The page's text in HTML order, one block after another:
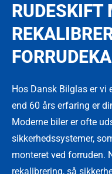
RUDESKIFT
Hos Dansk Bilglas er vi
end 60 års erfaring er
Moderne biler er ofte
sikkerhedssystemer,
monteret ved forruden.
rekalibrering, så